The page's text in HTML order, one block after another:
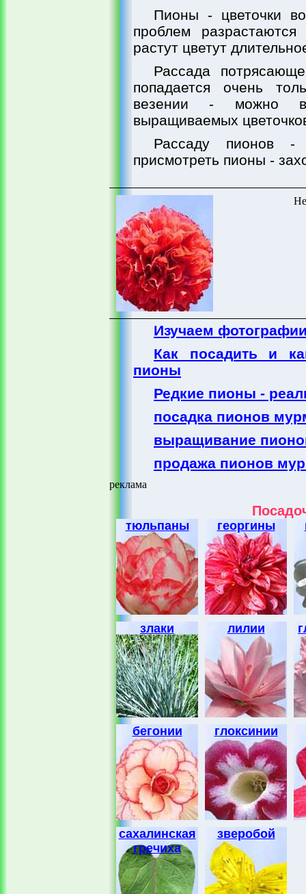
Пионы - цветочки
проблем
растут цветут
Рассада
попадается очень
везении - можно
выращиваемых
Рассаду пионов -
присмотреть пионы -
Изучаем
Как посадить и
пионы
Редкие пионы -
посадка пионов
выращивание
продажа пионов
реклама
тюльпаны георгины
злаки лилии
бегонии глоксинии
сахалинская
гречиха
зверобой